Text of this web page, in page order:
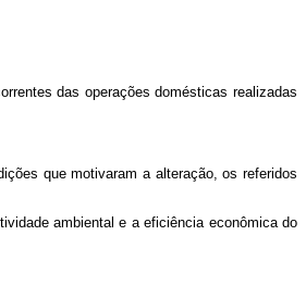
das operações domésticas realizadas
que motivaram a alteração, os referidos
ambiental e a eficiência econômica do